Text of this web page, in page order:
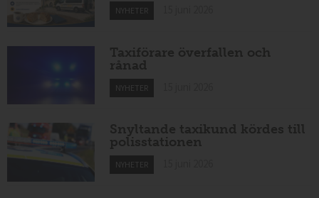
NYHETER
Taxiförare överfallen och
rånad
NYHETER
Snyltande taxikund kördes till
polisstationen
NYHETER